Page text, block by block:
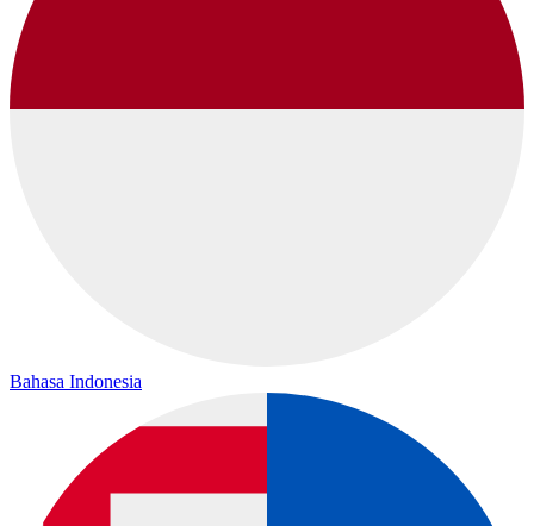
Bahasa Indonesia